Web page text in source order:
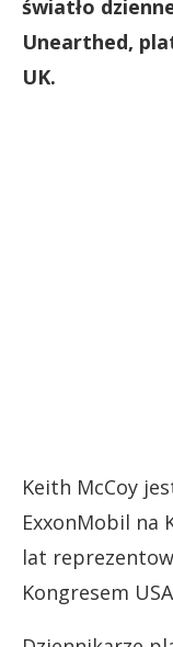
światło
Unearthed,
UK.
Keith McCoy
ExxonMobil na
lat
Kongresem